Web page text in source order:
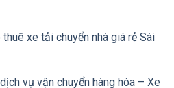
xe tải chuyển nhà giá rẻ Sài
vụ vận chuyển hàng hóa – Xe